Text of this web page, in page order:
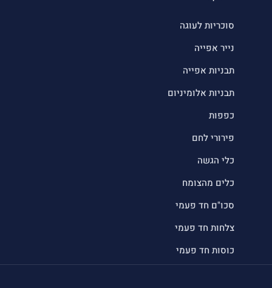
סוכריות לעוגה
נייר אפייה
תבניות אפייה
תבניות אלומיניום
כפפות
פירורי לחם
כלי הגשה
כלים מהצומח
סכו"ם חד פעמי
צלחות חד פעמי
כוסות חד פעמי